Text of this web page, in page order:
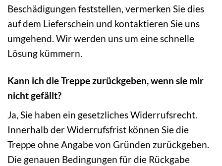
Beschädigungen feststellen, vermerken Sie dies
auf dem Lieferschein und kontaktieren Sie uns
umgehend. Wir werden uns um eine schnelle
Lösung kümmern.
Kann ich die Treppe zurückgeben, wenn sie mir
nicht gefällt?
Ja, Sie haben ein gesetzliches Widerrufsrecht.
Innerhalb der Widerrufsfrist können Sie die
Treppe ohne Angabe von Gründen zurückgeben.
Die genauen Bedingungen für die Rückgabe